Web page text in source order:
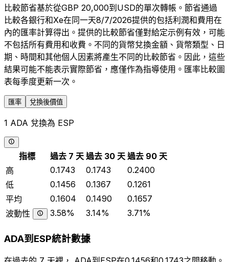
比較節省基於從GBP 20,000到USD的單次轉帳。節省通過
比較各銀行和Xe在同一天8/7/2026提供的包括利潤和費用在
內的匯率計算得出。提供的比較節省僅對給定示例有效，可能
不包括所有費用和收費。不同的貨幣兌換金額、貨幣類型、日
期、時間和其他個人因素將產生不同的比較節省。因此，這些
結果可能不能表示實際節省，應僅作為指導使用。匯率比較圖
表每季度更新一次。
匯率 兌換後價值
1 ADA 兌換為 ESP
指標 過去 7 天 過去 30 天 過去 90 天
高
0.1743 0.1743
0.2400
低
0.1456 0.1367
0.1261
平均
0.1604 0.1490
0.1657
波動性
3.58% 3.14% 3.71%
ADA到ESP統計數據